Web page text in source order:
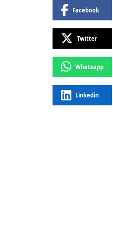
Facebook
Twitter
Whatsapp
Linkedin